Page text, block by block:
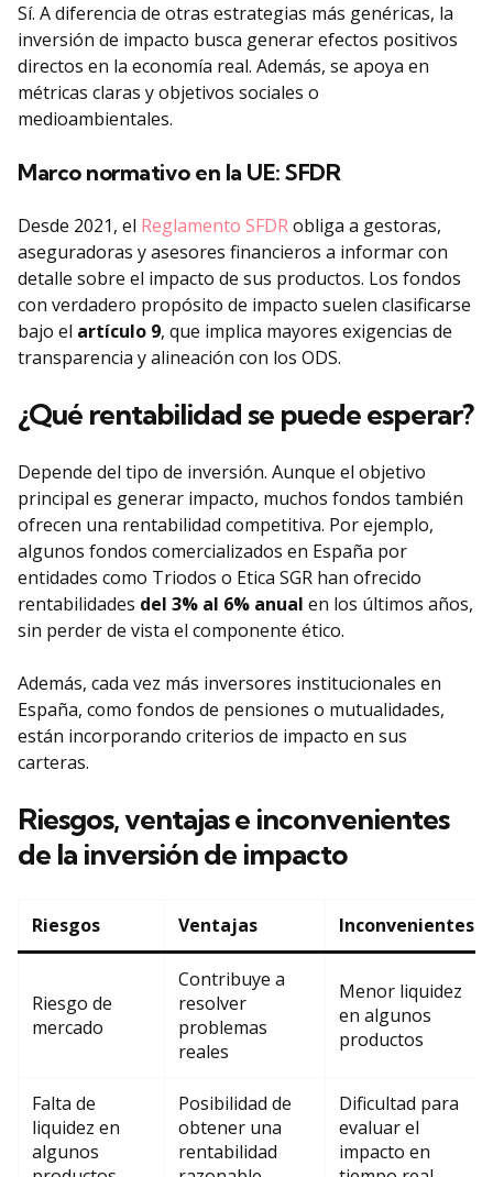
Sí. A diferencia de otras estrategias más genéricas, la
inversión de impacto busca generar efectos positivos
directos en la economía real. Además, se apoya en
métricas claras y objetivos sociales o
medioambientales.
Marco normativo en la UE: SFDR
Desde 2021, el Reglamento SFDRobliga a gestoras,
aseguradoras y asesores financieros a informar con
detalle sobre el impacto de sus productos. Los fondos
con verdadero propósito de impacto suelen clasificarse
bajo el artículo 9, que implica mayores exigencias de
transparencia y alineación con los ODS.
¿Qué rentabilidad se puede esperar?
Depende del tipo de inversión. Aunque el objetivo
principal es generar impacto, muchos fondos también
ofrecen una rentabilidad competitiva. Por ejemplo,
algunos fondos comercializados en España por
entidades como Triodos o Etica SGR han ofrecido
rentabilidades del 3% al 6% anual en los últimos años,
sin perder de vista el componente ético.
Además, cada vez más inversores institucionales en
España, como fondos de pensiones o mutualidades,
están incorporando criterios de impacto en sus
carteras.
Riesgos, ventajas e inconvenientes
de la inversión de impacto
Riesgos Ventajas Inconvenientes
Riesgo de
mercado
Contribuye a
resolver
problemas
reales
Menor liquidez
en algunos
productos
Falta de
liquidez en
algunos
Posibilidad de
obtener una
rentabilidad
Dificultad para
evaluar el
impacto en